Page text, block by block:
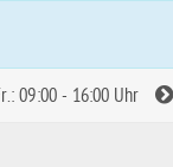
09:00 - 16:00 Uhr